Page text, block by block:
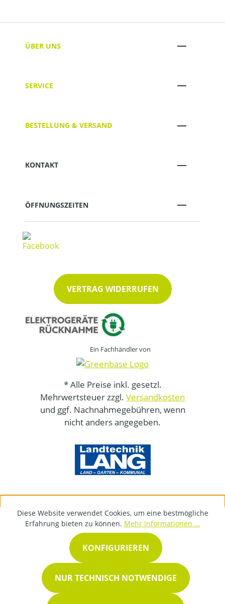
ÜBER UNS
SERVICE
BESTELLUNG & VERSAND
KONTAKT
ÖFFNUNGSZEITEN
VERTRAG WIDERRUFEN
Ein Fachhändler von
* Alle Preise inkl. gesetzl.
Mehrwertsteuer zzgl. Versandkosten
und ggf. Nachnahmegebühren, wenn
nicht anders angegeben.
Diese Website verwendet Cookies, um eine bestmögliche
Erfahrung bieten zu können. Mehr Informationen ...
NUR TECHNISCH NOTWENDIGE
KONFIGURIEREN